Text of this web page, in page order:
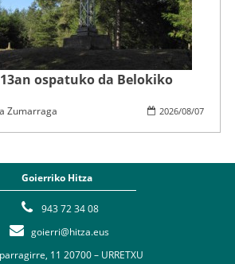
ospatuko da Belokiko
2026/08/07
Zumarraga
Goierriko Hitza
943 72 34 08
goierri@hitza.eus
11 20700 – URRETXU